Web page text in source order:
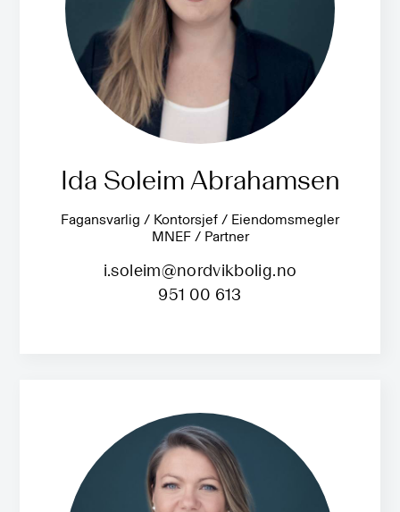
Ida Soleim Abrahamsen
Fagansvarlig / Kontorsjef / Eiendomsmegler
MNEF / Partner
i.soleim@nordvikbolig.no
951 00 613